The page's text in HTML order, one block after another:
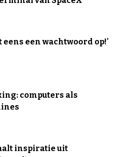
eens een wachtwoord op!'
computers als
inspiratie uit